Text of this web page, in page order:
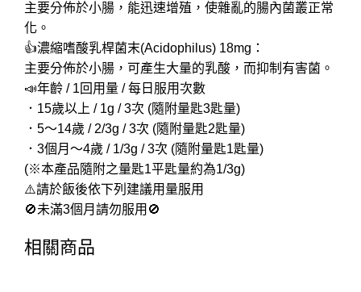
主要分佈於小腸，能迅速增殖，使雜亂的腸內菌叢正常
化。
👍濃縮嗜酸乳桿菌末(Acidophilus) 18mg：
主要分佈於小腸，可產生大量的乳酸，而抑制有害菌。
📣年齡 / 1回用量 / 每日服用次數
．15歲以上 / 1g / 3次 (隨附量匙3匙量)
．5～14歲 / 2/3g / 3次 (隨附量匙2匙量)
．3個月～4歲 / 1/3g / 3次 (隨附量匙1匙量)
(※本產品隨附之量匙1平匙量約為1/3g)
⚠️請於飯後依下列建議用量服用
🚫未滿3個月請勿服用🚫
相關商品